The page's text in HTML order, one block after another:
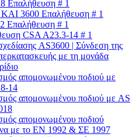
Επαλήθευση # 1
3600 Επαλήθευση # 1
Επαλήθευση # 1
CSA A23.3-14 # 1
AS3600 | Σύνδεση της
με τη μονάδα
απομονωμένου ποδιού με
14
απομονωμένου ποδιού με AS
απομονωμένου ποδιού
με το ΕΝ 1992 & ΣΕ 1997